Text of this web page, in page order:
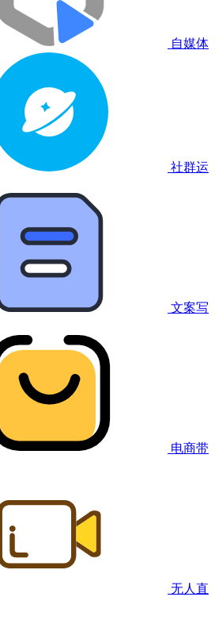
自媒体
社群运
文案写
电商带
无人直